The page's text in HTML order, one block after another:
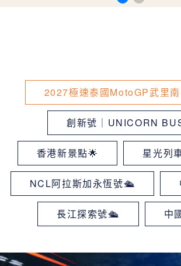
2027極速泰國MotoGP武里
創新號｜UNICORN
香港新景點🌟 星光列
NCL阿拉斯加永恆號🛳
長江探索號🛳 中